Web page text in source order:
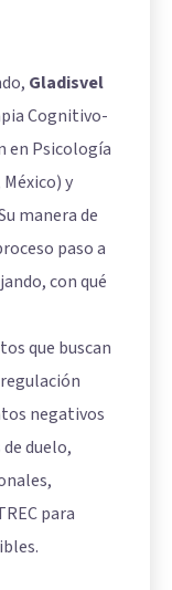
Gladisvel
Cognitivo-
en Psicología
y
manera de
paso a
con qué
que buscan
negativos
duelo,
para